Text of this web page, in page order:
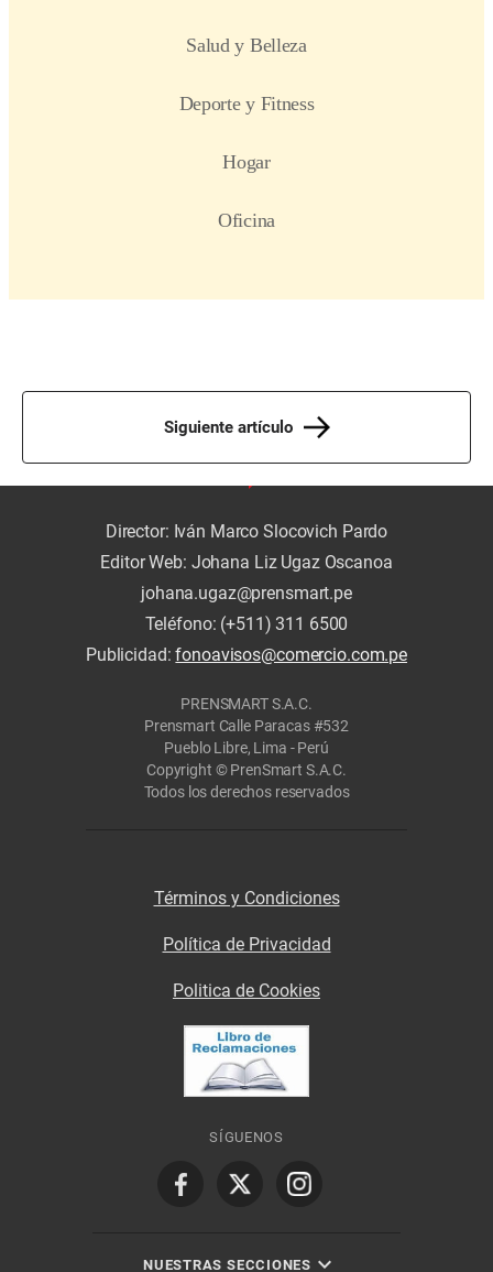
Siguiente artículo
Director: Iván Marco Slocovich Pardo
Editor Web: Johana Liz Ugaz Oscanoa
johana.ugaz@prensmart.pe
Teléfono: (+511) 311 6500
Publicidad:fonoavisos@comercio.com.pe
PRENSMART S.A.C.
Prensmart Calle Paracas #532
Pueblo Libre, Lima - Perú
Copyright © PrenSmart S.A.C.
Todos los derechos reservados
Términos y Condiciones
Política de Privacidad
Politica de Cookies
SÍGUENOS
NUESTRAS SECCIONES